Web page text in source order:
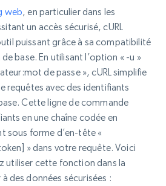
web, en particulier dans les
un accès sécurisé, cURL
puissant grâce à sa compatibilité
base. En utilisant l’option « -u »
de passe », cURL simplifie
requêtes avec des identifiants
Cette ligne de commande
en une chaîne codée en
sous forme d’en-tête «
» dans votre requête. Voici
utiliser cette fonction dans la
des données sécurisées :